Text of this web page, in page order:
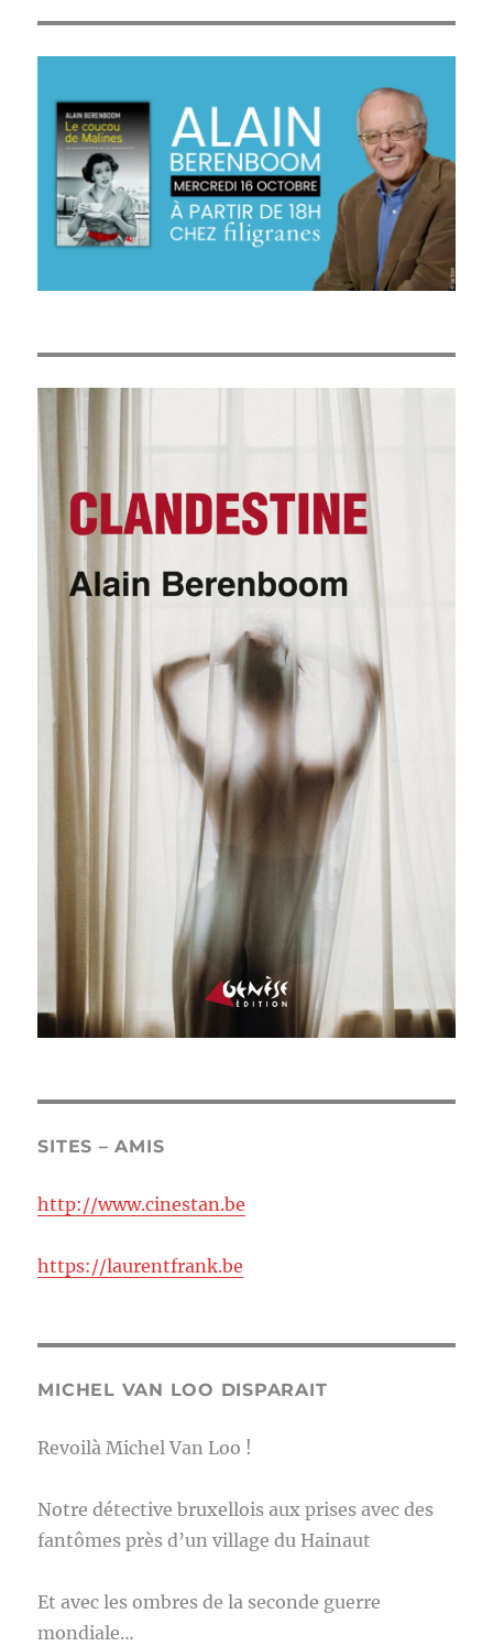
SITES – AMIS
http://www.cinestan.be
https://laurentfrank.be
MICHEL VAN LOO DISPARAIT
Revoilà Michel Van Loo !
Notre détective bruxellois aux prises avec des
fantômes près d’un village du Hainaut
Et avec les ombres de la seconde guerre
mondiale…